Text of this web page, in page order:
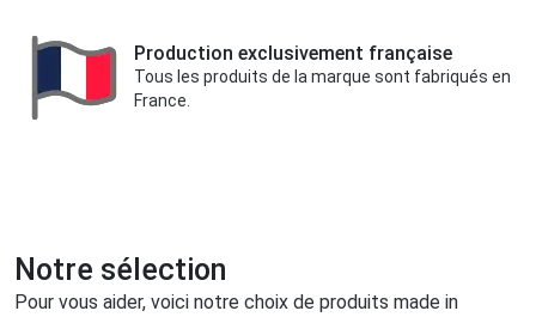
Production exclusivement française
Tous les produits de la marque sont fabriqués en
France.
Notre sélection
Pour vous aider, voici notre choix de produits made in